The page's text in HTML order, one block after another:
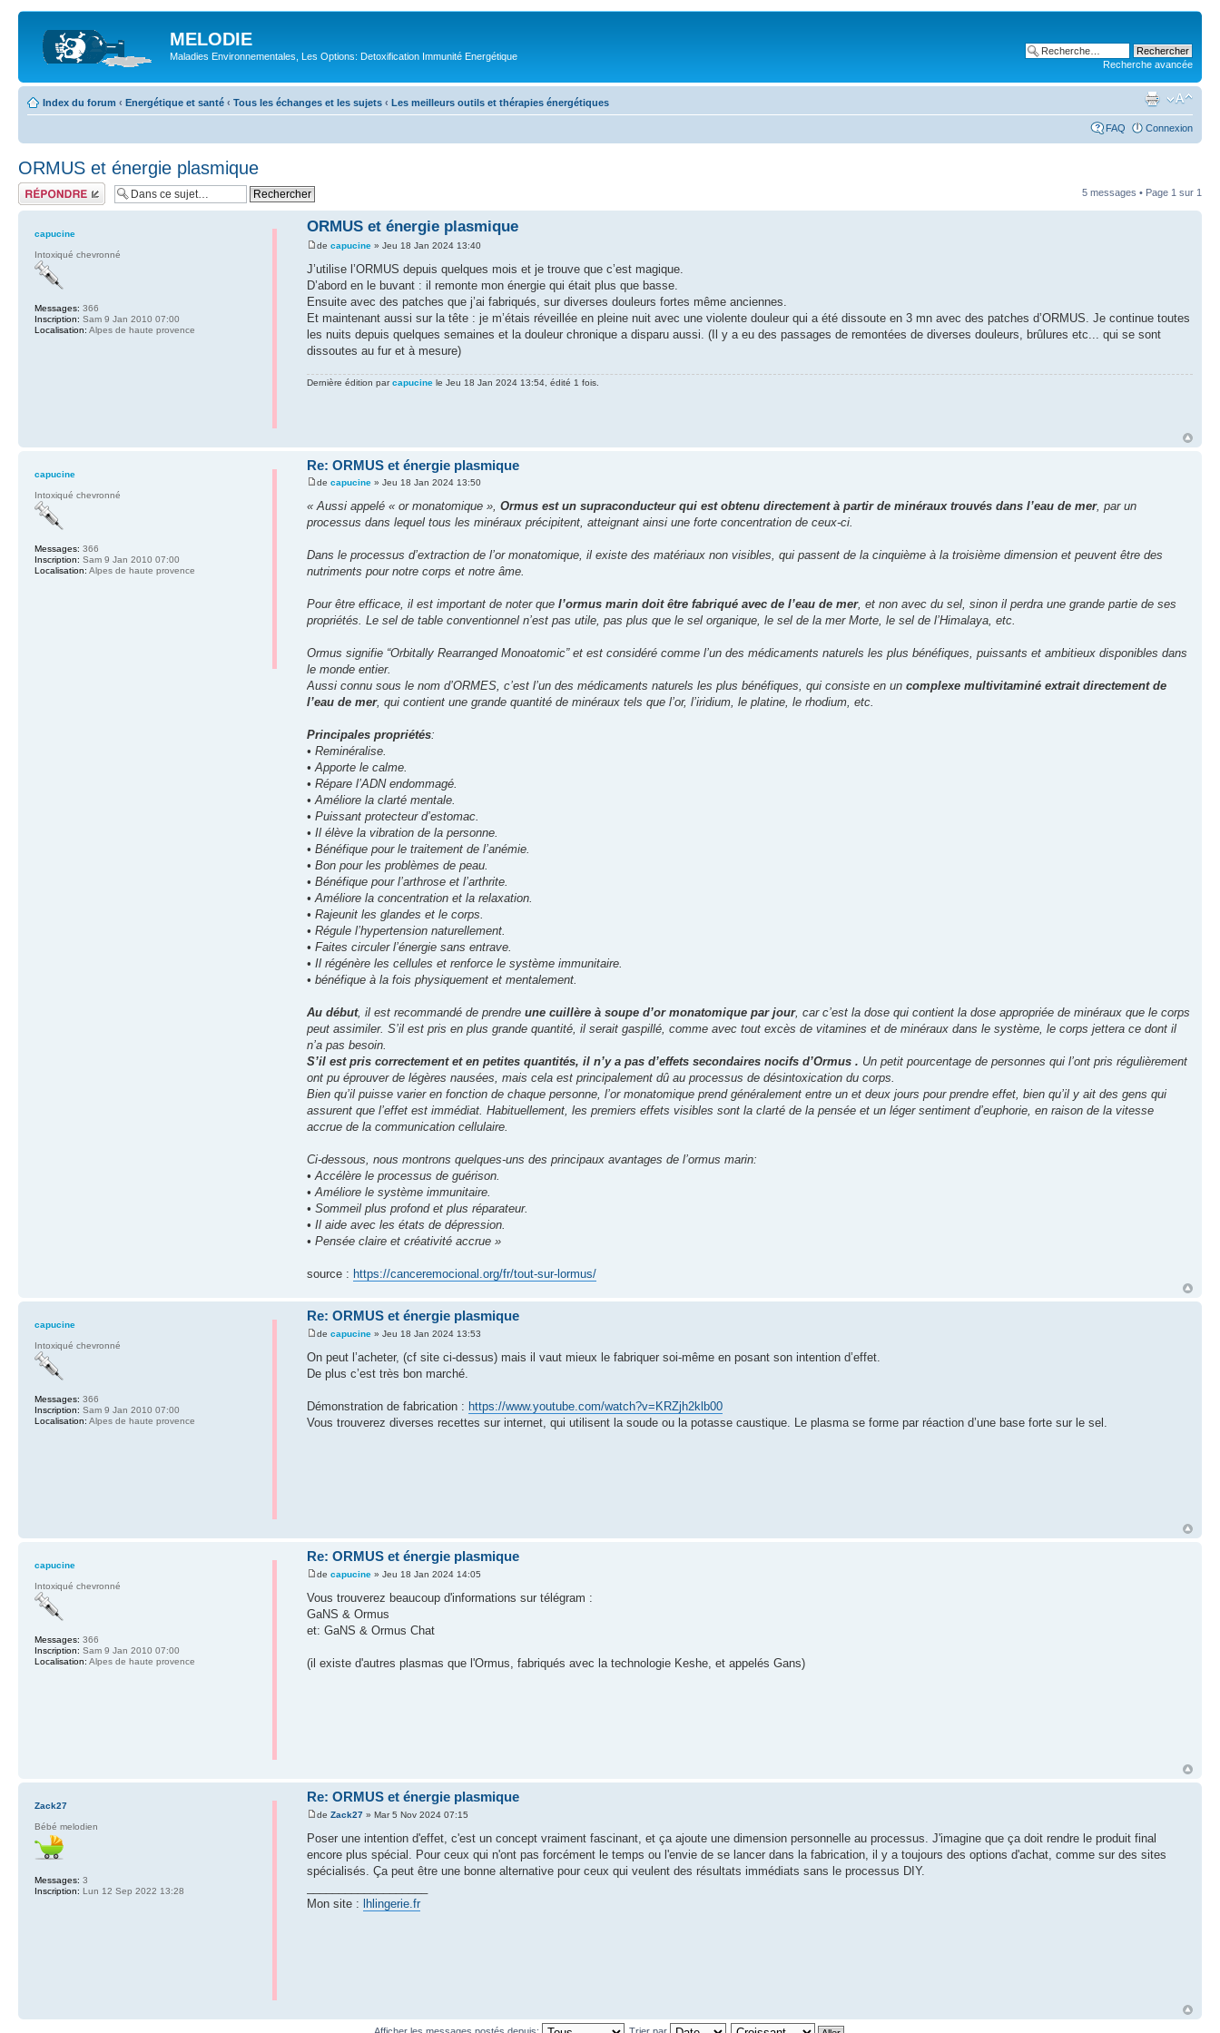
MELODIE
Maladies Environnementales, Les Options: Detoxification Immunité Energétique
Recherche avancée
Index du forum ‹ Energétique et santé ‹ Tous les échanges et les sujets ‹ Les meilleurs outils et thérapies énergétiques
FAQ Connexion
ORMUS et énergie plasmique
Répondre 5 messages • Page 1 sur 1
ORMUS et énergie plasmique
decapucine » Jeu 18 Jan 2024 13:40
J’utilise l’ORMUS depuis quelques mois et je trouve que c’est magique.
D’abord en le buvant : il remonte mon énergie qui était plus que basse.
Ensuite avec des patches que j’ai fabriqués, sur diverses douleurs fortes même anciennes.
Et maintenant aussi sur la tête : je m’étais réveillée en pleine nuit avec une violente douleur qui a été dissoute en 3 mn avec des patches d’ORMUS. Je continue toutes
les nuits depuis quelques semaines et la douleur chronique a disparu aussi. (Il y a eu des passages de remontées de diverses douleurs, brûlures etc... qui se sont
dissoutes au fur et à mesure)
Dernière édition parcapucine le Jeu 18 Jan 2024 13:54, édité 1 fois.
capucine
Intoxiqué chevronné
Messages: 366
Inscription: Sam 9 Jan 2010 07:00
Localisation: Alpes de haute provence
Re: ORMUS et énergie plasmique
decapucine » Jeu 18 Jan 2024 13:50
« Aussi appelé « or monatomique »,Ormus est un supraconducteur qui est obtenu directement à partir de minéraux trouvés dans l’eau de mer, par un
processus dans lequel tous les minéraux précipitent, atteignant ainsi une forte concentration de ceux-ci.
Dans le processus d’extraction de l’or monatomique, il existe des matériaux non visibles, qui passent de la cinquième à la troisième dimension et peuvent être des
nutriments pour notre corps et notre âme.
Pour être efficace, il est important de noter que l’ormus marin doit être fabriqué avec de l’eau de mer, et non avec du sel, sinon il perdra une grande partie de ses
propriétés. Le sel de table conventionnel n’est pas utile, pas plus que le sel organique, le sel de la mer Morte, le sel de l’Himalaya, etc.
Ormus signifie “Orbitally Rearranged Monoatomic” et est considéré comme l’un des médicaments naturels les plus bénéfiques, puissants et ambitieux disponibles dans
le monde entier.
Aussi connu sous le nom d’ORMES, c’est l’un des médicaments naturels les plus bénéfiques, qui consiste en uncomplexe multivitaminé extrait directement de
l’eau de mer, qui contient une grande quantité de minéraux tels que l’or, l’iridium, le platine, le rhodium, etc.
Principales propriétés:
• Reminéralise.
• Apporte le calme.
• Répare l’ADN endommagé.
• Améliore la clarté mentale.
• Puissant protecteur d’estomac.
• Il élève la vibration de la personne.
• Bénéfique pour le traitement de l’anémie.
• Bon pour les problèmes de peau.
• Bénéfique pour l’arthrose et l’arthrite.
• Améliore la concentration et la relaxation.
• Rajeunit les glandes et le corps.
• Régule l’hypertension naturellement.
• Faites circuler l’énergie sans entrave.
• Il régénère les cellules et renforce le système immunitaire.
• bénéfique à la fois physiquement et mentalement.
Au début, il est recommandé de prendreune cuillère à soupe d’or monatomique par jour, car c’est la dose qui contient la dose appropriée de minéraux que le corps
peut assimiler. S’il est pris en plus grande quantité, il serait gaspillé, comme avec tout excès de vitamines et de minéraux dans le système, le corps jettera ce dont il
n’a pas besoin.
S’il est pris correctement et en petites quantités, il n’y a pas d’effets secondaires nocifs d’Ormus . Un petit pourcentage de personnes qui l’ont pris régulièrement
ont pu éprouver de légères nausées, mais cela est principalement dû au processus de désintoxication du corps.
Bien qu’il puisse varier en fonction de chaque personne, l’or monatomique prend généralement entre un et deux jours pour prendre effet, bien qu’il y ait des gens qui
assurent que l’effet est immédiat. Habituellement, les premiers effets visibles sont la clarté de la pensée et un léger sentiment d’euphorie, en raison de la vitesse
accrue de la communication cellulaire.
Ci-dessous, nous montrons quelques-uns des principaux avantages de l’ormus marin:
• Accélère le processus de guérison.
• Améliore le système immunitaire.
• Sommeil plus profond et plus réparateur.
• Il aide avec les états de dépression.
• Pensée claire et créativité accrue »
source : https://canceremocional.org/fr/tout-sur-lormus/
capucine
Intoxiqué chevronné
Messages: 366
Inscription: Sam 9 Jan 2010 07:00
Localisation: Alpes de haute provence
Re: ORMUS et énergie plasmique
decapucine » Jeu 18 Jan 2024 13:53
On peut l’acheter, (cf site ci-dessus) mais il vaut mieux le fabriquer soi-même en posant son intention d’effet.
De plus c’est très bon marché.
Démonstration de fabrication : https://www.youtube.com/watch?v=KRZjh2klb00
Vous trouverez diverses recettes sur internet, qui utilisent la soude ou la potasse caustique. Le plasma se forme par réaction d’une base forte sur le sel.
capucine
Intoxiqué chevronné
Messages: 366
Inscription: Sam 9 Jan 2010 07:00
Localisation: Alpes de haute provence
Re: ORMUS et énergie plasmique
decapucine » Jeu 18 Jan 2024 14:05
Vous trouverez beaucoup d'informations sur télégram :
GaNS & Ormus
et: GaNS & Ormus Chat
(il existe d'autres plasmas que l'Ormus, fabriqués avec la technologie Keshe, et appelés Gans)
capucine
Intoxiqué chevronné
Messages: 366
Inscription: Sam 9 Jan 2010 07:00
Localisation: Alpes de haute provence
Re: ORMUS et énergie plasmique
deZack27 » Mar 5 Nov 2024 07:15
Poser une intention d'effet, c'est un concept vraiment fascinant, et ça ajoute une dimension personnelle au processus. J'imagine que ça doit rendre le produit final
encore plus spécial. Pour ceux qui n'ont pas forcément le temps ou l'envie de se lancer dans la fabrication, il y a toujours des options d'achat, comme sur des sites
spécialisés. Ça peut être une bonne alternative pour ceux qui veulent des résultats immédiats sans le processus DIY.
Mon site :lhlingerie.fr
Zack27
Bébé melodien
Messages: 3
Inscription: Lun 12 Sep 2022 13:28